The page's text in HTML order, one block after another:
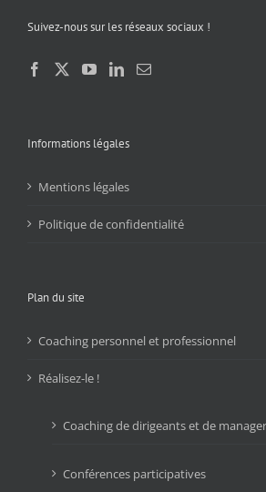
Suivez-nous sur les réseaux sociaux !
Informations légales
Mentions légales
Politique de confidentialité
Plan du site
Coaching personnel et professionnel
Réalisez-le !
Coaching de dirigeants et de
Conférences participatives